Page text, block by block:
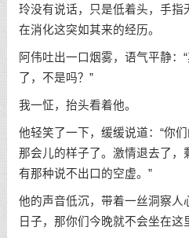
玲没有说话，只是低着头，手指
在消化这突如其来的经历。
阿伟吐出一口烟雾，语气平静：
了，不是吗？”
我一怔，抬头看着他。
他轻笑了一下，缓缓说道：“你
那会儿的样子了。激情退去了，
有那种说不出口的空虚。”
他的声音低沉，带着一丝洞察人
日子，那你们今晚就不会坐在这